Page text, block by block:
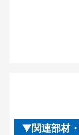
関連部材